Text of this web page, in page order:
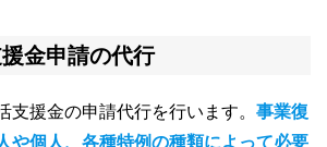
金申請の代行
支援金の申請代行を行います。 事業復
や個人、各種特例の種類によって必要